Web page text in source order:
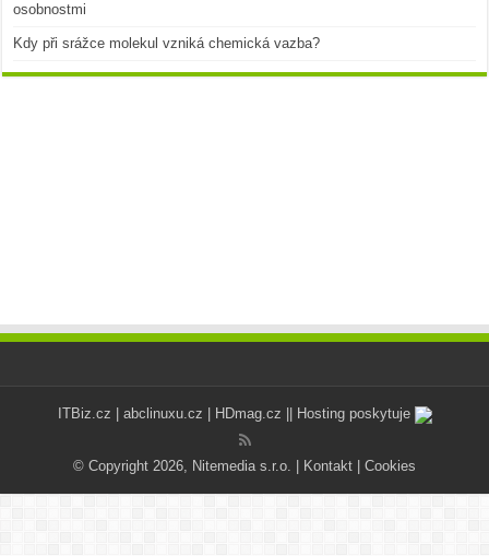
osobnostmi
Kdy při srážce molekul vzniká chemická vazba?
ITBiz.cz abclinuxu.cz HDmag.cz || Hosting poskytuje
© Copyright 2026, Nitemedia s.r.o. | Kontakt Cookies